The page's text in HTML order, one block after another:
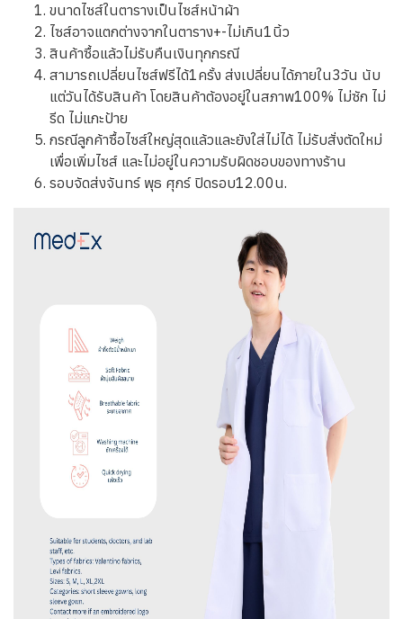
ขนาดไซส์ในตารางเป็นไซส์หน้าผ้า
ไซส์อาจแตกต่างจากในตาราง+-ไม่เกิน1นิ้ว
สินค้าซื้อแล้วไม่รับคืนเงินทุกกรณี
สามารถเปลี่ยนไซส์ฟรีได้1ครั้ง ส่งเปลี่ยนได้ภายใน3วัน นับ
แต่วันได้รับสินค้า โดยสินค้าต้องอยู่ในสภาพ100% ไม่ซัก ไม่
รีด ไม่แกะป้าย
กรณีลูกค้าซื้อไซส์ใหญ่สุดแล้วและยังใส่ไม่ได้ ไม่รับสั่งตัดใหม่
เพื่อเพิ่มไซส์ และไม่อยู่ในความรับผิดชอบของทางร้าน
รอบจัดส่งจันทร์ พุธ ศุกร์ ปิดรอบ12.00น.